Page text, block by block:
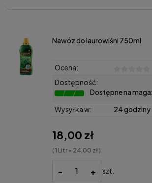
Nawóz do laurowiśni 750ml
Ocena:
Dostępność:
Dostępne na
Wysyłka w:
24 godziny
18,00 zł
( 1 Litr = 24,00 zł )
- + szt.